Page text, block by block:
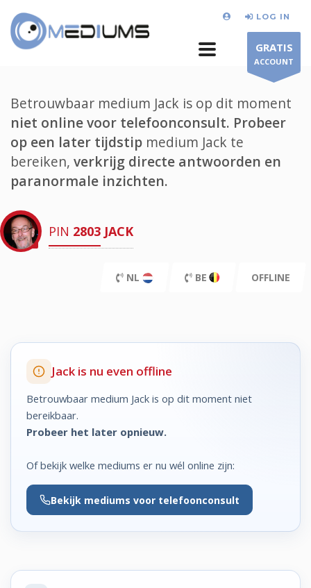
LOG IN
GRATIS
ACCOUNT
Betrouwbaar medium Jack is op dit moment
niet online voor telefoonconsult. Probeer
op een later tijdstip medium Jack te
bereiken, verkrijg directe antwoorden en
paranormale inzichten.
PIN 2803 JACK
NL BE OFFLINE
Jack is nu even offline
Betrouwbaar medium Jack is op dit moment niet
bereikbaar.
Probeer het later opnieuw.
Of bekijk welke mediums er nu wél online zijn:
Bekijk mediums voor telefoonconsult